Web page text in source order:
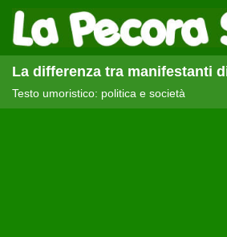
La differenza tra manifestanti
Testo umoristico: politica e società